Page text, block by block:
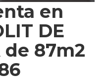
en
DE
de 87m2